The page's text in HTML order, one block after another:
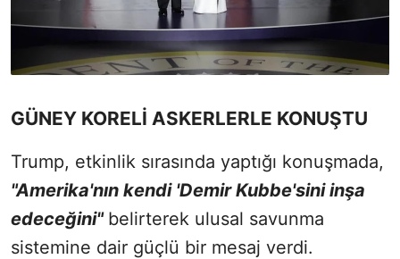
GÜNEY KORELİ ASKERLERLE KONUŞTU
Trump, etkinlik sırasında yaptığı konuşmada,
"Amerika'nın kendi 'Demir Kubbe'sini inşa
edeceğini" belirterek ulusal savunma
sistemine dair güçlü bir mesaj verdi.